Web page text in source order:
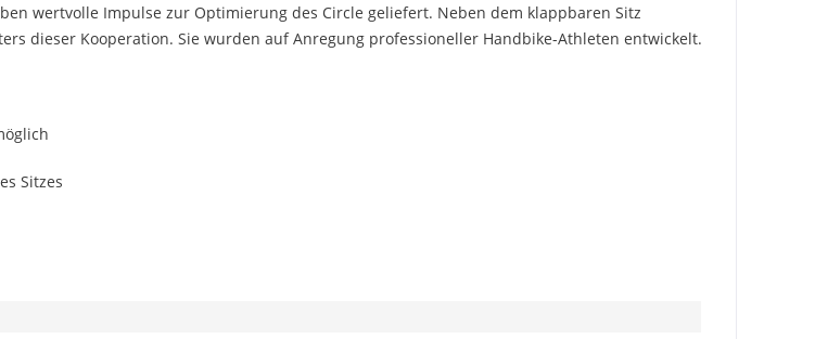
wertvolle Impulse zur Optimierung des Circle geliefert. Neben dem klappbaren Sitz
dieser Kooperation. Sie wurden auf Anregung professioneller Handbike-Athleten entwickelt.
Sitzes